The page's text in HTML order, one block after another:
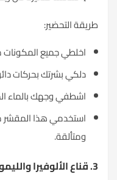
طريقة التحضير:
اخلطي جميع
دلكي بشرتك بحركات دائرية
اشطفي وجهك بالماء
استخدمي هذا المقشر
ومتألقة.
3. قناع الألوفيرا والليمون لتفتيح البشرة